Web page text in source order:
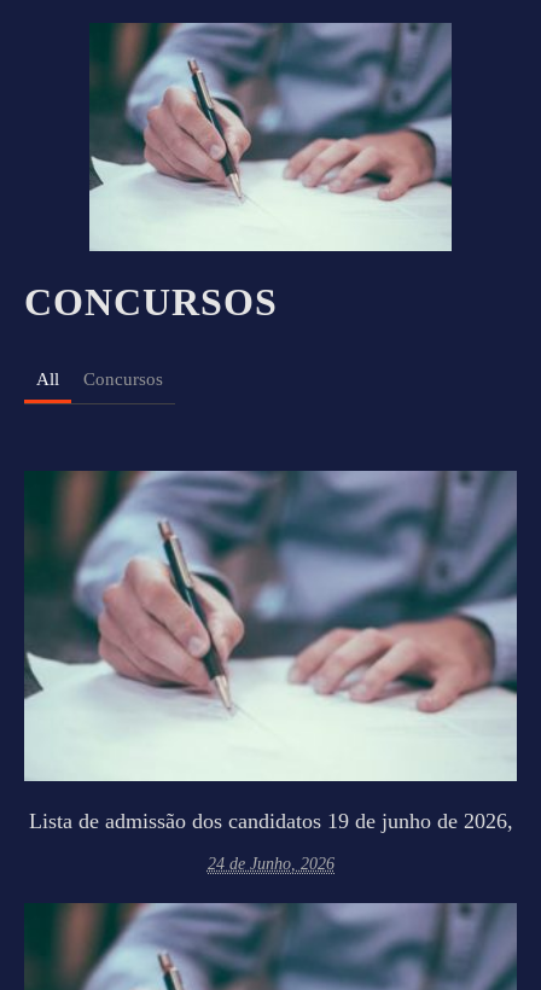
CONCURSOS
All Concursos
Lista de admissão dos candidatos 19 de junho de 2026,
24 de Junho, 2026